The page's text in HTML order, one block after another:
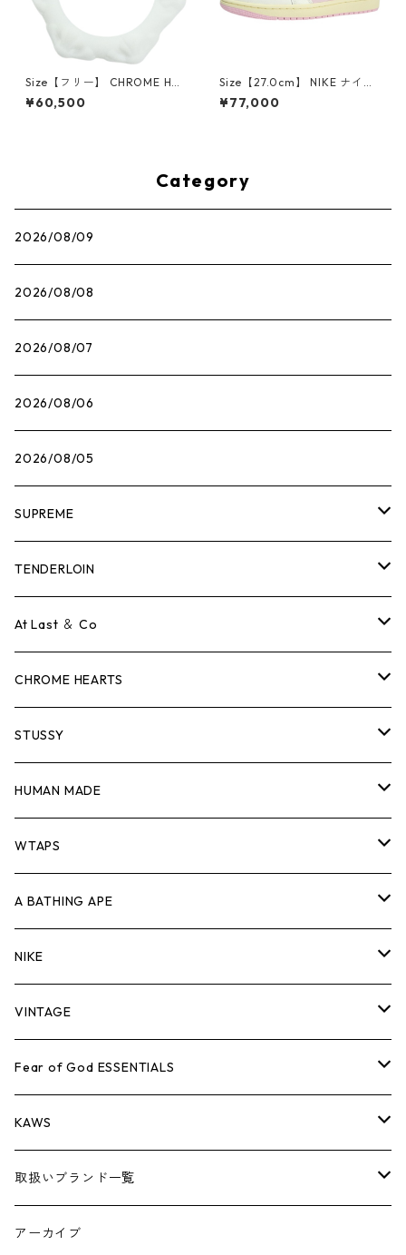
Size【フリー】 CHROME HEA
RTS クロム・ハーツ CH Cross
SINGLE Hoop Earring WHITE
¥60,500
Size【27.0cm】 NIKE ナイキ
×Travis Scott AIR JORDAN 1
LOW OG SP Muslin/Shy Pink
¥77,000
Category
2026/08/09
2026/08/08
2026/08/07
2026/08/06
2026/08/05
SUPREME
Tシャツ
ロンTEE
スウェット/ニット
シャツ
ジャケット
パンツ
キャップ・ハット
バッグ
シューズ
小物
コラボレーション
×THE NORTH FACE
×COMME des GARCONS
シーズンアイテム
26SS
BOX LOGOアイテム
TENDERLOIN
Tシャツ
ロンTEE
スウェット/ニット
シャツ
ジャケット
パンツ
キャップ・ハット
バッグ
シューズ
小物
At Last ＆ Co
Tシャツ
ロンTEE
スウェット/ニット
シャツ
ジャケット
パンツ
キャップ・ハット
バッグ
シューズ
小物
CHROME HEARTS
Tシャツ
ロンTEE
スウェット/ニット
シャツ
ジャケット
パンツ
キャップ・ハット
バッグ
シューズ
小物
STUSSY
Tシャツ
ロンTEE
スウェット/ニット
シャツ
ジャケット
パンツ
キャップ・ハット
バッグ
シューズ
HUMAN MADE
Tシャツ
ロンT
スウェット/ニット
シャツ
ジャケット
パンツ
キャップ
バッグ
WTAPS
Tシャツ
ロンTEE
スウェット/ニット
シャツ
ジャケット
パンツ
キャップ・ハット
A BATHING APE
Tシャツ
ロンTEE
スウェット/ニット
シャツ
ジャケット
パンツ
NIKE
シューズ
AIR JORDAN 1
AIR JORDAN 3
アパレル・小物
VINTAGE
Tシャツ
ロンTEE
スウェット/ニット
ジャケット
Fear of God ESSENTIALS
Tシャツ
ロンTEE
スウェット/ニット
KAWS
アパレル
小物
取扱いブランド一覧
A
アーカイブ